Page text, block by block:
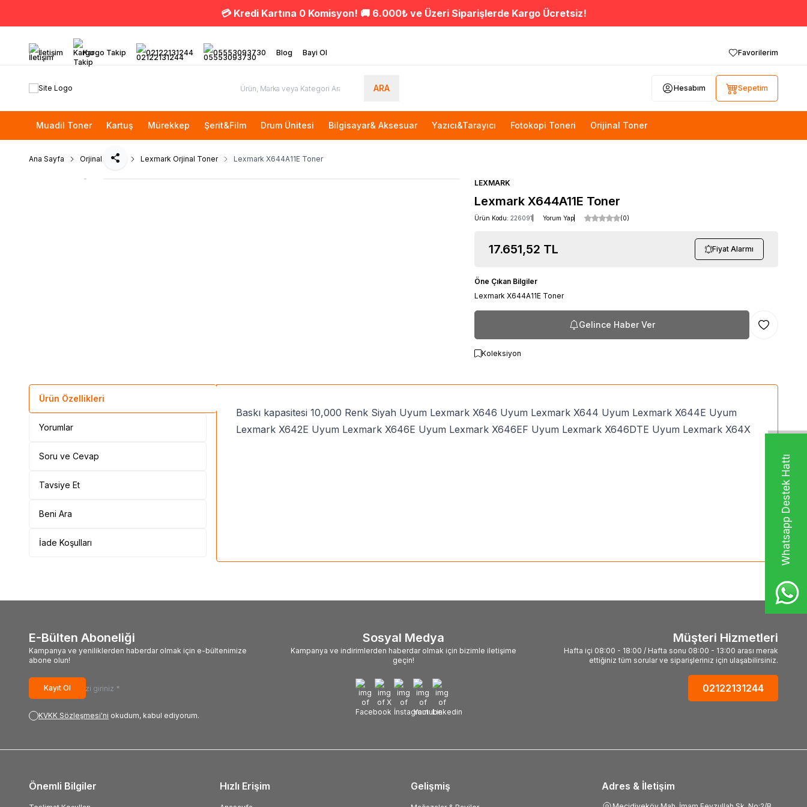
Whatsapp Destek Hattı
💳 Kredi Kartına 0 Komisyon! 🚚 6.000₺ ve Üzeri Siparişlerde Kargo Ücretsiz!
İletişim Kargo Takip 02122131244 05553093730 Blog Bayi Ol Favorilerim
ARA Hesabım Sepetim
Muadil Toner Kartuş Mürekkep Şerit&Film Drum Ünitesi Bilgisayar& Aksesuar Yazıcı&Tarayıcı Fotokopi Toneri Orijinal Toner
Ana Sayfa Orjinal Toner Lexmark Orjinal Toner Lexmark X644A11E Toner
Paylaş
LEXMARK
Lexmark X644A11E Toner
Ürün Kodu: 226091 Yorum Yap (0)
17.651,52 TL Fiyat Alarmı
Öne Çıkan Bilgiler
Lexmark X644A11E Toner
Gelince Haber Ver Favoriye
Koleksiyon
Ürün Özellikleri
Yorumlar
Soru ve Cevap
Tavsiye Et
Beni Ara
İade Koşulları
Baskı kapasitesi 10,000 Renk Siyah Uyum Lexmark X646 Uyum Lexmark X644 Uyum Lexmark X644E Uyum
Lexmark X642E Uyum Lexmark X646E Uyum Lexmark X646EF Uyum Lexmark X646DTE Uyum Lexmark X64X
E-Bülten Aboneliği
Kampanya ve yeniliklerden haberdar olmak için e-bültenimize
abone olun!
Kayıt Ol
KVKK Sözleşmesi'ni okudum, kabul ediyorum.
Sosyal Medya
Kampanya ve indirimlerden haberdar olmak için bizimle iletişime
geçin!
Müşteri Hizmetleri
Hafta içi 08:00 - 18:00 / Hafta sonu 08:00 - 13:00 arası merak
ettiğiniz tüm sorular ve siparişleriniz için ulaşabilirsiniz.
02122131244
Adres & İletişim
Önemli Bilgiler Hızlı Erişim Gelişmiş